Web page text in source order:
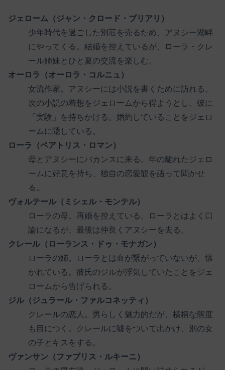
ジェローム（ジャン・クロード・ブリアリ）
少年時代を過ごした別荘を売るため、アヌシー湖畔
にやってくる。結婚を控えているが、ローラ・クレ
ール姉妹とひと夏の交流を楽しむ。
オーロラ（オーロラ・コルニュ）
女流作家。アヌシーには小説を書くために訪れる。
次の小説の着想をジェロームから得ようとし、彼に
「実験」を持ちかける。婚約していることをジェロ
ームに隠している。
ローラ（ペアトリス・ロマン）
母とアヌシーにバカンスに来る。年の離れたジェロ
ームに好意を持ち、独自の恋愛観を語って聞かせ
る。
ヴォルテール（ミシェル・モンテル）
ローラの母。再婚を控えている。ローラとはよく口
論になるが、最後は仲良くアヌシーを去る。
クレール（ローランス・ドゥ・モナガン）
ローラの姉。ローラとは血が繋がっていないが、懐
かれている。彼氏のジルが浮気していたことをジェ
ロームから告げられる。
ジル（ジュラール・ファルコネッティ）
クレールの恋人。男らしく魅力的だが、横柄な態度
も目につく。クレールに嘘をついて出かけ、別の女
の子とキスをする。
ヴァンサン（ファブリス・ルキーニ）